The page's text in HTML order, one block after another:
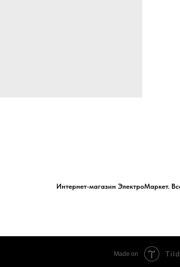
Интернет-магазин ЭлектроМаркет.
Made on